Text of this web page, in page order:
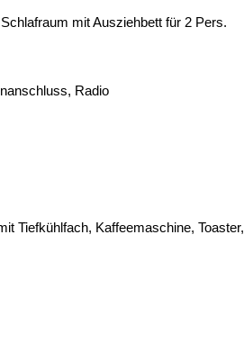
mit Ausziehbett für 2 Pers.
Radio
Tiefkühlfach, Kaffeemaschine, Toaster,